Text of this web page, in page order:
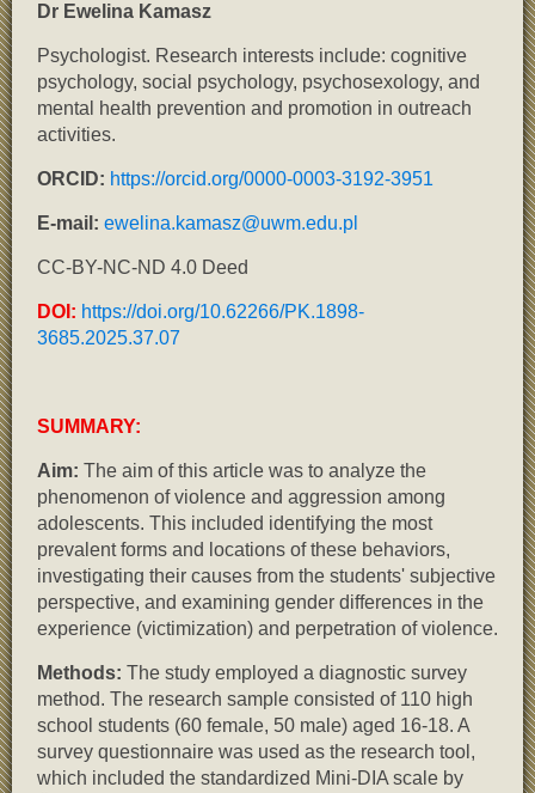
Dr Ewelina Kamasz
Psychologist. Research interests include: cognitive
psychology, social psychology, psychosexology, and
mental health prevention and promotion in outreach
activities.
ORCID: https://orcid.org/0000-0003-3192-3951
E-mail: ewelina.kamasz@uwm.edu.pl
CC-BY-NC-ND 4.0 Deed
DOI: https://doi.org/10.62266/PK.1898-
3685.2025.37.07
SUMMARY:
Aim: The aim of this article was to analyze the
phenomenon of violence and aggression among
adolescents. This included identifying the most
prevalent forms and locations of these behaviors,
investigating their causes from the students' subjective
perspective, and examining gender differences in the
experience (victimization) and perpetration of violence.
Methods: The study employed a diagnostic survey
method. The research sample consisted of 110 high
school students (60 female, 50 male) aged 16-18. A
survey questionnaire was used as the research tool,
which included the standardized Mini-DIA scale by